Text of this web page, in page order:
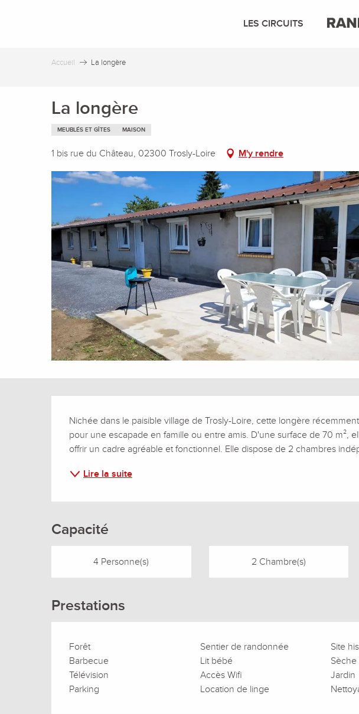
LES CIRCUITS
Accueil La longère
La longère
MEUBLÉS ET GÎTES MAISON
1 bis rue du Château, 02300 Trosly-Loire M'y rendre
Description
Nichée dans le paisible village de Trosly-Loire, cette longère
pour une escapade en famille ou entre amis. D'une surface de 70 m²,
offrir un cadre agréable et fonctionnel. Elle dispose de 2 chambres
Lire la suite
Capacité
4 Personne(s) 2 Chambre(s)
Prestations
Forêt Sentier de randonnée
Site
Barbecue
Lit bébé
Télévision
Accès Wifi
Jardin
Parking
Location de linge